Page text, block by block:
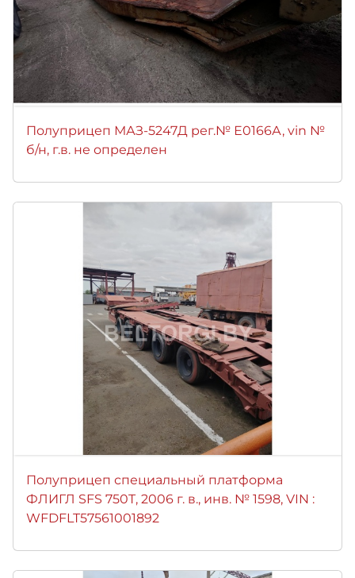
Полуприцеп МАЗ-5247Д рег.№ Е0166А, vin №
б/н, г.в. не определен
Полуприцеп специальный платформа
ФЛИГЛ SFS 750T, 2006 г. в., инв. № 1598, VIN :
WFDFLT57561001892